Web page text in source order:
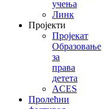
учења
Линк
Пројекти
Пројекат
Образовање
за
права
детета
ACES
Пролећни